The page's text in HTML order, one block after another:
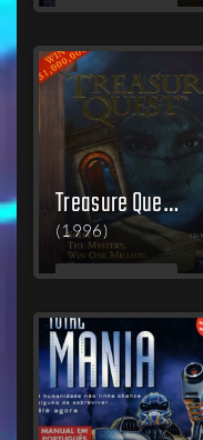
MEHR
Treasure Quest
(1996)
MEHR